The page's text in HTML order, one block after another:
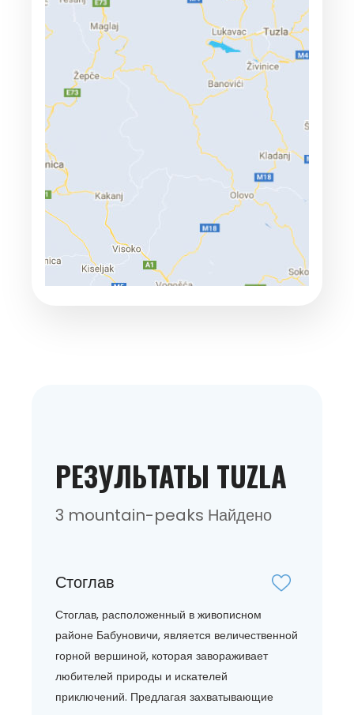
РЕЗУЛЬТАТЫ TUZLA
3 mountain-peaks Найдено
Стоглав
Стоглав, расположенный в живописном
районе Бабуновичи, является величественной
горной вершиной, которая завораживает
любителей природы и искателей
приключений. Предлагая захватывающие